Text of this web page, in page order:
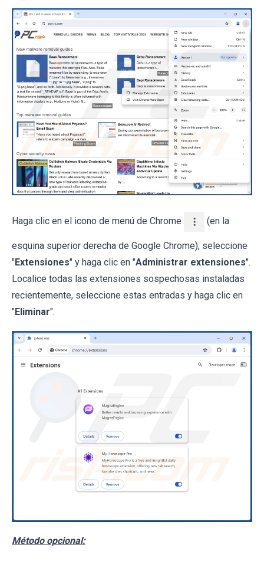
Haga clic en el icono de menú de Chrome (en la
esquina superior derecha de Google Chrome), seleccione
"Extensiones" y haga clic en "Administrar extensiones".
Localice todas las extensiones sospechosas instaladas
recientemente, seleccione estas entradas y haga clic en
"Eliminar".
Método opcional: